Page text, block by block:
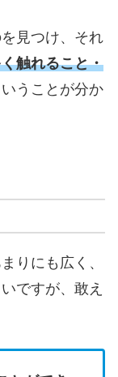
見つけ、それ
触れること・
うことが分か
りにも広く、
ですが、敢え